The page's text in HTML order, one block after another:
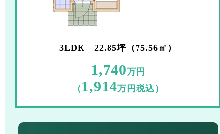
3LDK 22.85坪（75.56㎡）
1,740万円
（ 1,914万円税込）